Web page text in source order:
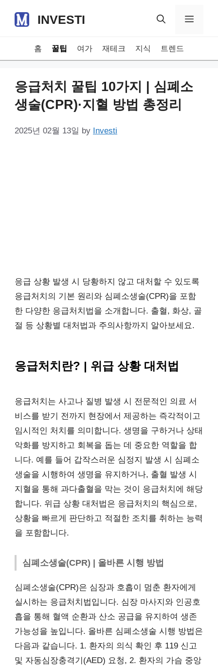
content
INVESTI Menu
홈 꿀팁 여가 재테크 지식 트렌드
응급처치 꿀팁 10가지 | 심폐소
생술(CPR)·지혈 방법 총정리
2025년 02월 13일 by Investi
응급 상황 발생 시 당황하지 않고 대처할 수 있도록
응급처치의 기본 원리와 심폐소생술(CPR)을 포함
한 다양한 응급처치법을 소개합니다. 출혈, 화상, 골
절 등 상황별 대처법과 주의사항까지 알아보세요.
응급처치란? | 위급 상황 대처법
응급처치는 사고나 질병 발생 시 전문적인 의료 서
비스를 받기 전까지 현장에서 제공하는 즉각적이고
임시적인 처치를 의미합니다. 생명을 구하거나 상태
악화를 방지하고 회복을 돕는 데 중요한 역할을 합
니다. 예를 들어 갑작스러운 심정지 발생 시 심폐소
생술을 시행하여 생명을 유지하거나, 출혈 발생 시
지혈을 통해 과다출혈을 막는 것이 응급처치에 해당
합니다. 위급 상황 대처법은 응급처치의 핵심으로,
상황을 빠르게 판단하고 적절한 조치를 취하는 능력
을 포함합니다.
심폐소생술(CPR) | 올바른 시행 방법
심폐소생술(CPR)은 심장과 호흡이 멈춘 환자에게
실시하는 응급처치법입니다. 심장 마사지와 인공호
흡을 통해 혈액 순환과 산소 공급을 유지하여 생존
가능성을 높입니다. 올바른 심폐소생술 시행 방법은
다음과 같습니다. 1. 환자의 의식 확인 후 119 신고
및 자동심장충격기(AED) 요청, 2. 환자의 가슴 중앙